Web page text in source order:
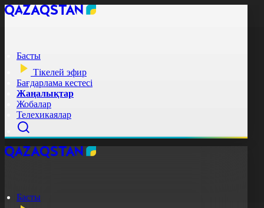
Басты
Тікелей эфир
Бағдарлама кестесі
Жаңалықтар
Жобалар
Телехикаялар
Басты